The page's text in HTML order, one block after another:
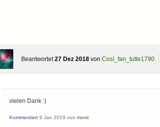
Beantwortet 27 Dez 2018 vonCosì_fan_tutte1790
vielen Dank :)
Kommentiert 9 Jan 2019 vonmomi